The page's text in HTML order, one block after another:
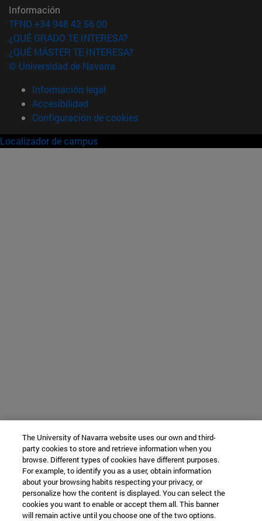
Información
TFNO +34 948 42 56 00
¿QUÉ GRADO TE INTERESA?
¿QUÉ MÁSTER TE INTERESA?
© Universidad de Navarra
Información legal
Accesibilidad
Configuración de cookies
Localizador de campus
The University of Navarra website uses our own and third-
party cookies to store and retrieve information when you
browse. Different types of cookies have different purposes.
For example, to identify you as a user, obtain information
about your browsing habits respecting your privacy, or
personalize how the content is displayed. You can select the
cookies you want to enable or accept them all. This banner
will remain active until you choose one of the two options.